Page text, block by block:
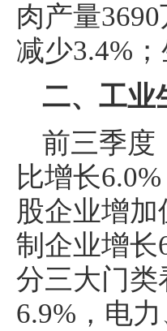
肉产量
减少3.4%
二、工业
前三季度
比增长
股企业增
制企业增长
分三大门类
6.9%，电